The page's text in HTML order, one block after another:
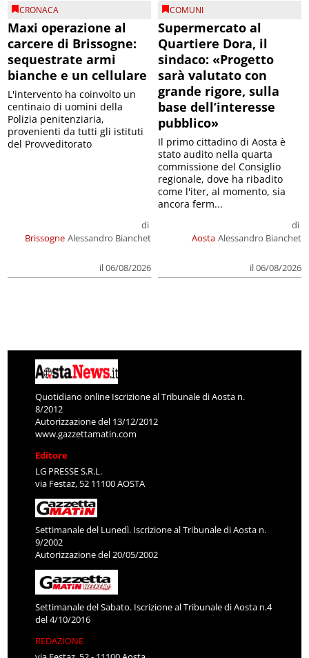
CRONACA
Maxi operazione al
carcere di Brissogne:
sequestrate armi
bianche e un cellulare
Brissogne
di
Alessandro Bianchet
il 06/08/2026
L'intervento ha coinvolto un
centinaio di uomini della
Polizia penitenziaria,
provenienti da tutti gli istituti
del Provveditorato
COMUNI
Supermercato al
Quartiere Dora, il
sindaco: «Progetto
sarà valutato con
grande rigore, sulla
base dell’interesse
pubblico»
Aosta
di
Alessandro Bianchet
il 06/08/2026
Il primo cittadino di Aosta è
stato audito nella quarta
commissione del Consiglio
regionale, dove ha ribadito
come l'iter, al momento, sia
ancora ferm...
Quotidiano online Iscrizione al Tribunale di Aosta n.
8/2012
Autorizzazione del 13/12/2012
www.gazzettamatin.com
Editore
LG PRESSE S.R.L.
via Festaz, 52 11100 AOSTA
Settimanale del Lunedì. Iscrizione al Tribunale di Aosta n.
9/2002
Autorizzazione del 20/05/2002
Settimanale del Sabato. Iscrizione al Tribunale di Aosta n.4
del 4/10/2016
REDAZIONE